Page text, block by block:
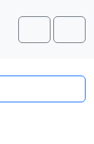
Search